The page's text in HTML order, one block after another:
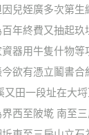
兒姪廣多次第生
年終費又抽起玖
器用牛隻什物等
欲有憑立鬮書合
又田一段址在大
西至陂墘 南至